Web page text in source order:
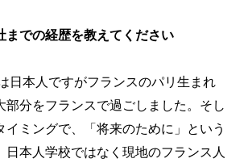
までの経歴を教えてください
日本人ですがフランスのパリ生まれ
部分をフランスで過ごしました。そし
イミングで、「将来のために」という
日本人学校ではなく現地のフランス人